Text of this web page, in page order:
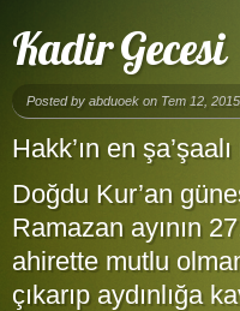
Kadir Gecesi
Posted by abduoek on Tem 12,
Hakk’ın en
Doğdu Kur’an
Ramazan ayının
ahirette mutlu
çıkarıp aydınlığa